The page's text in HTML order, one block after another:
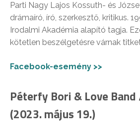
Parti Nagy Lajos Kossuth- és
drámaíró, író, szerkesztő, kritikus.
Irodalmi Akadémia alapító tagja.
kötetlen beszélgetésre várnak
Facebook-esemény >>
Péterfy Bori & Love
(2023. május 19.)